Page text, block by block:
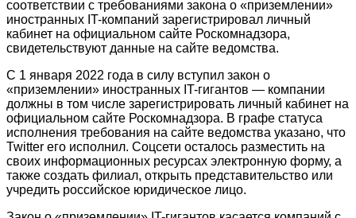
соответствии с требованиями закона о «приземлении»
иностранных IT-компаний зарегистрировал личный
кабинет на официальном сайте Роскомнадзора,
свидетельствуют данные на сайте ведомства.
С 1 января 2022 года в силу вступил закон о
«приземлении» иностранных IT-гигантов — компании
должны в том числе зарегистрировать личный кабинет на
официальном сайте Роскомнадзора. В графе статуса
исполнения требования на сайте ведомства указано, что
Twitter его исполнил. Соцсети осталось разместить на
своих информационных ресурсах электронную форму, а
также создать филиал, открыть представительство или
учредить российское юридическое лицо.